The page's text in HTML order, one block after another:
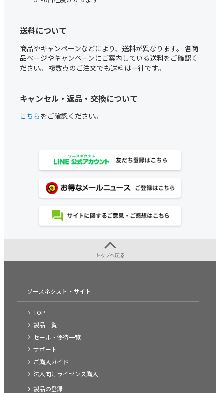
送料について
商品やキャンペーンなどにより、送料が異なります。 各商
品ページやキャンペーンにご案内している送料をご確認く
ださい。 複数点のご注文でも送料は一律です。
キャンセル・返品・交換について
こちらをご確認ください。
トップへ戻る
ソースネクスト・サイト
TOP
製品一覧
セール・優待一覧
サポート
ご購入ガイド
法人向けライセンス購入
製品の登録